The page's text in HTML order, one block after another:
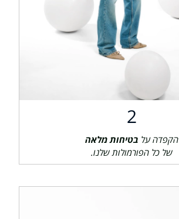
2
הקפדה על בטיחות מלאה
של כל הפורמולות שלנו.